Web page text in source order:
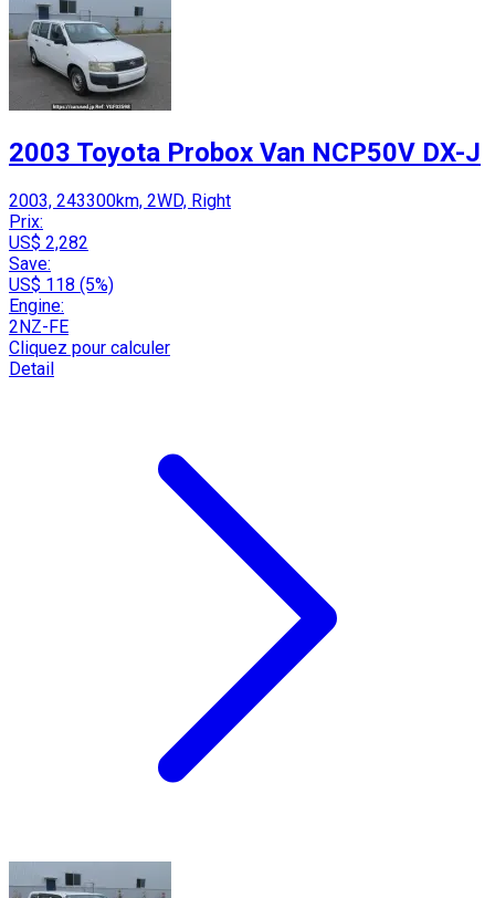
2003 Toyota Probox Van NCP50V DX-J
2003, 243300km, 2WD, Right
Prix:
US$ 2,282
Save:
US$ 118 (5%)
Engine:
2NZ-FE
Cliquez pour calculer
Detail